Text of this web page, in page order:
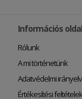
Információs
Rólunk
A mi történetünk
Adatvédelmi
Értékesítési feltételek